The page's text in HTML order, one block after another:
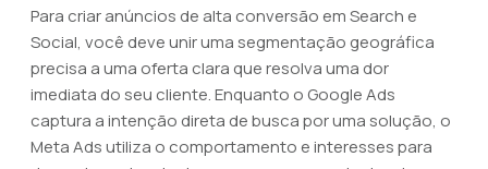
Para criar anúncios de alta conversão em Search e
Social, você deve unir uma segmentação geográfica
precisa a uma oferta clara que resolva uma dor
imediata do seu cliente. Enquanto o Google Ads
captura a intenção direta de busca por uma solução, o
Meta Ads utiliza o comportamento e interesses para